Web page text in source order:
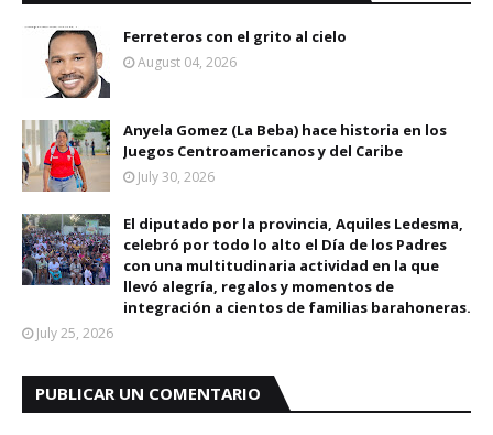
Ferreteros con el grito al cielo
August 04, 2026
Anyela Gomez (La Beba) hace historia en los
Juegos Centroamericanos y del Caribe
July 30, 2026
El diputado por la provincia, Aquiles Ledesma,
celebró por todo lo alto el Día de los Padres
con una multitudinaria actividad en la que
llevó alegría, regalos y momentos de
integración a cientos de familias barahoneras.
July 25, 2026
PUBLICAR UN COMENTARIO